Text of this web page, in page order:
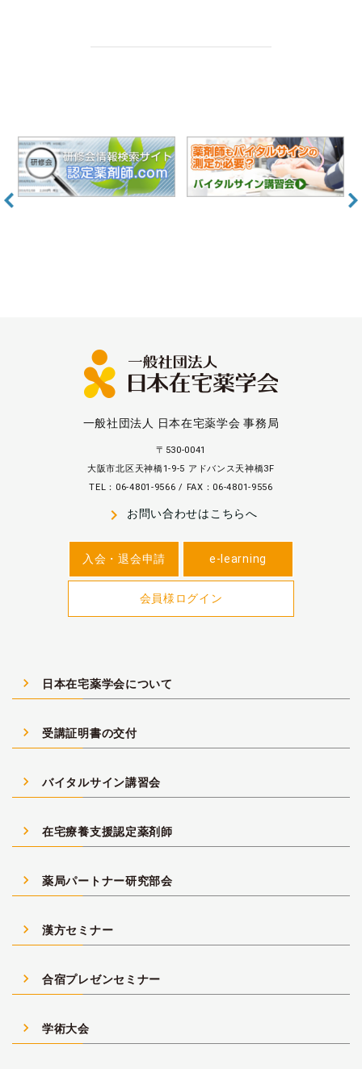
一般社団法人 日本在宅薬学会 事務局
〒530-0041
大阪市北区天神橋1-9-5 アドバンス天神橋3F
TEL：06-4801-9566 / FAX：06-4801-9556
navigate_next お問い合わせはこちらへ
入会・退会申請 e-learning
会員様ログイン
navigate_next 日本在宅薬学会について
navigate_next 受講証明書の交付
navigate_next バイタルサイン講習会
navigate_next 在宅療養支援認定薬剤師
navigate_next 薬局パートナー研究部会
navigate_next 漢方セミナー
navigate_next 合宿プレゼンセミナー
navigate_next 学術大会